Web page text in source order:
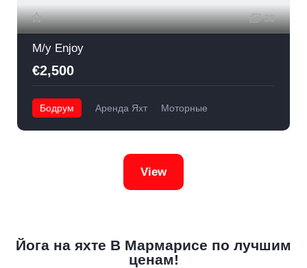
30
M/y Enjoy
€2,500
Бодрум Аренда Яхт Моторные
View
Йога на яхте В Мармарисе по лучшим
ценам!